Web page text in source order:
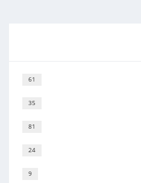
61
35
81
24
9